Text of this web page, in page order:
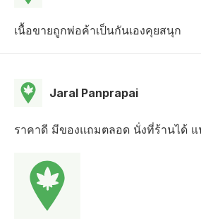
เนื้อขายถูกพ่อค้าเป็นกันเองคุยสนุก
Jaral Panprapai
ราคาดี มีของแถมตลอด นั่งที่ร้านได้ แ